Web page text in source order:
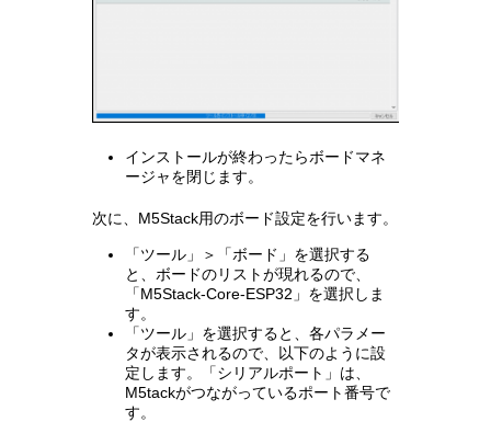
インストールが終わったらボードマネ
ージャを閉じます。
次に、M5Stack用のボード設定を行います。
「ツール」＞「ボード」を選択する
と、ボードのリストが現れるので、
「M5Stack-Core-ESP32」を選択しま
す。
「ツール」を選択すると、各パラメー
タが表示されるので、以下のように設
定します。「シリアルポート」は、
M5tackがつながっているポート番号で
す。